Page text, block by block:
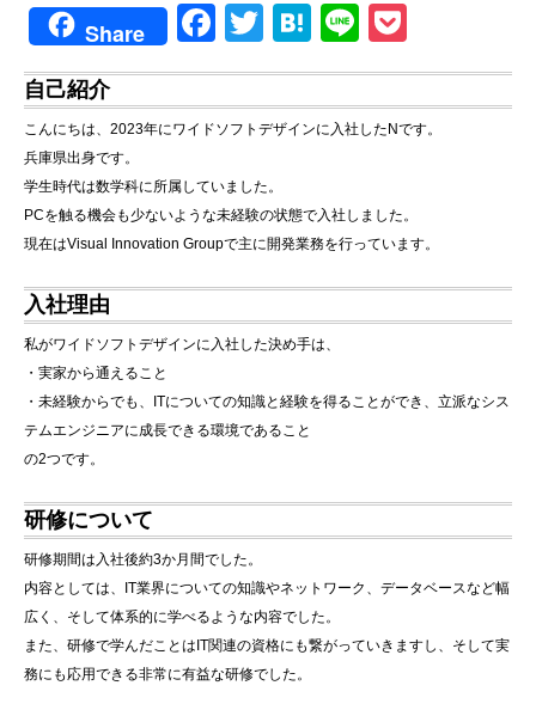
Share
F
a
c
e
b
o
o
k
T
wi
tt
er
H
at
e
n
Li
n
e
o
ck
et
自己紹介
こんにちは、2023年にワイドソフトデザインに入社したNです。
兵庫県出身です。
学生時代は数学科に所属していました。
PCを触る機会も少ないような未経験の状態で入社しました。
現在はVisual Innovation Groupで主に開発業務を行っています。
入社理由
私がワイドソフトデザインに入社した決め手は、
・実家から通えること
・未経験からでも、ITについての知識と経験を得ることができ、立派なシス
テムエンジニアに成長できる環境であること
の2つです。
研修について
研修期間は入社後約3か月間でした。
内容としては、IT業界についての知識やネットワーク、データベースなど幅
広く、そして体系的に学べるような内容でした。
また、研修で学んだことはIT関連の資格にも繋がっていきますし、そして実
務にも応用できる非常に有益な研修でした。